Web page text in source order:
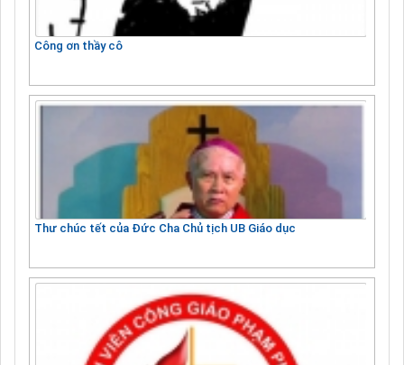
Công ơn thầy cô
Thư chúc tết của Đức Cha Chủ tịch UB Giáo dục